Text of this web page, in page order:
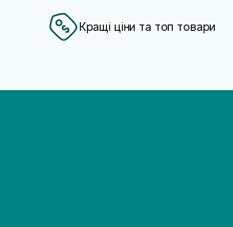
Кращі ціни та топ товари